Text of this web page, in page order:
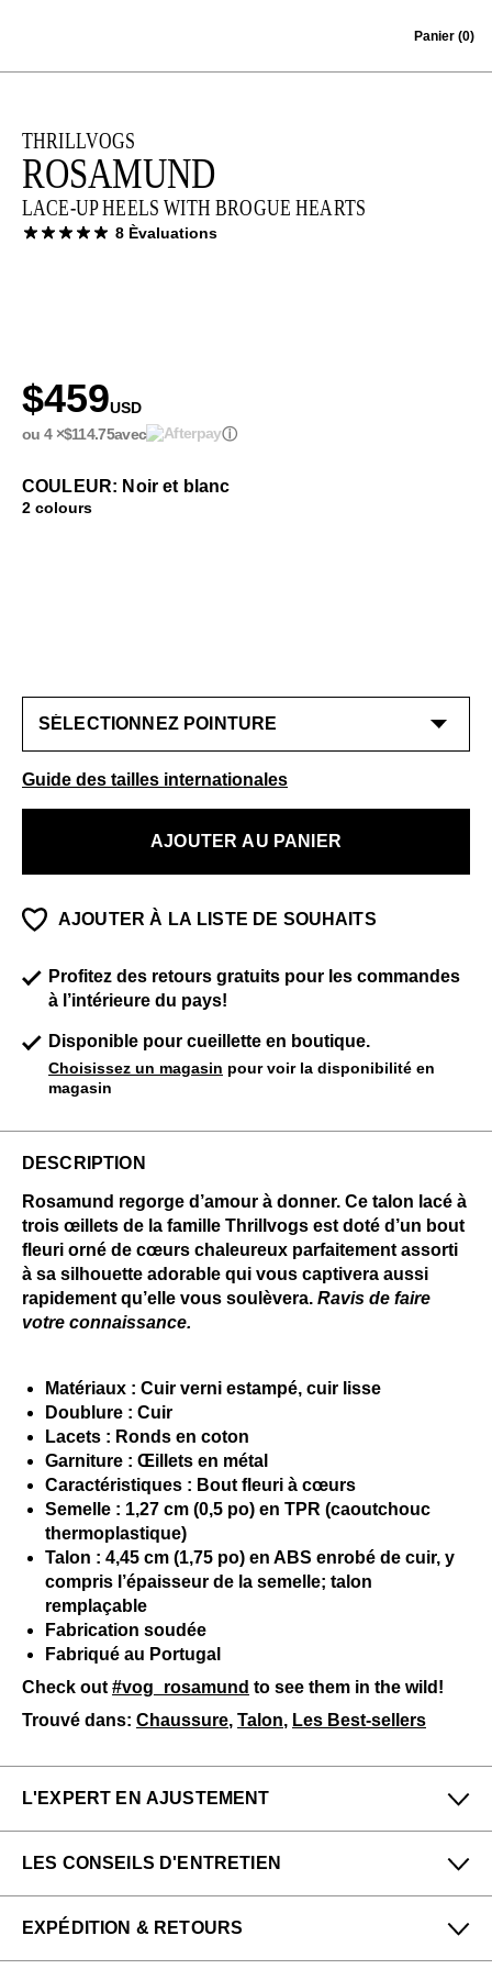
Panier (0)
THRILLVOGS
ROSAMUND
LACE-UP HEELS WITH BROGUE HEARTS
8 Èvaluations
$459USD
ou 4 ×$114.75avec ⓘ
COULEUR: Noir et blanc
2 colours
Guide des tailles internationales
AJOUTER AU PANIER
AJOUTER À LA LISTE DE SOUHAITS
Profitez des retours gratuits pour les commandes
à l’intérieure du pays!
Disponible pour cueillette en boutique.
Choisissez un magasin pour voir la disponibilité en
magasin
DESCRIPTION
Rosamund regorge d’amour à donner. Ce talon lacé à
trois œillets de la famille Thrillvogs est doté d’un bout
fleuri orné de cœurs chaleureux parfaitement assorti
à sa silhouette adorable qui vous captivera aussi
rapidement qu’elle vous soulèvera. Ravis de faire
votre connaissance.
Matériaux : Cuir verni estampé, cuir lisse
Doublure : Cuir
Lacets : Ronds en coton
Garniture : Œillets en métal
Caractéristiques : Bout fleuri à cœurs
Semelle : 1,27 cm (0,5 po) en TPR (caoutchouc
thermoplastique)
Talon : 4,45 cm (1,75 po) en ABS enrobé de cuir, y
compris l’épaisseur de la semelle; talon
remplaçable
Fabrication soudée
Fabriqué au Portugal
Check out #vog_rosamund to see them in the wild!
Trouvé dans: Chaussure, Talon, Les Best-sellers
L'EXPERT EN AJUSTEMENT
Denny & Anke de notre boutique San Francisco
(Haight) dit :
LES CONSEILS D'ENTRETIEN
qui suitrégulièrement:
Un chausse-pied
EXPÉDITION & RETOURS